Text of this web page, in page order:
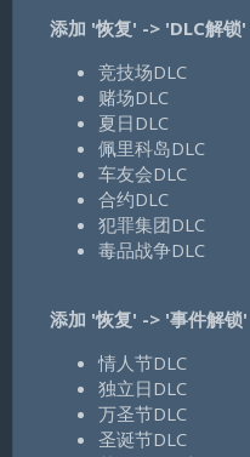
添加 '恢复' -> 'DLC解锁
竞技场DLC
赌场DLC
夏日DLC
佩里科岛DLC
车友会DLC
合约DLC
犯罪集团DLC
毒品战争DLC
添加 '恢复' -> '事件解锁
情人节DLC
独立日DLC
万圣节DLC
圣诞节DLC